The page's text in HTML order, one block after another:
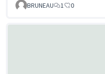
BRUNEAU 1 0